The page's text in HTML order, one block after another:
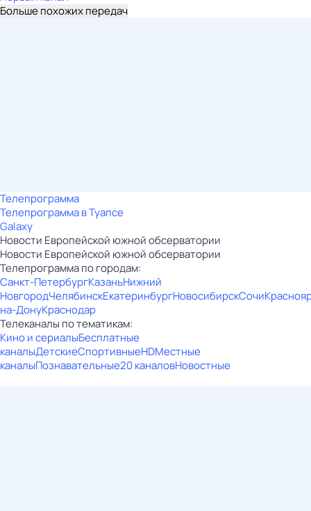
Больше похожих передач
Телепрограмма
Телепрограмма в Туапсе
Galaxy
Новости Европейской южной обсерватории
Новости Европейской южной обсерватории
Телепрограмма по городам:
Санкт-ПетербургКазаньНижний
НовгородЧелябинскЕкатеринбургНовосибирскСочи
на-ДонуКраснодар
Телеканалы по тематикам:
Кино и сериалыБесплатные
каналыДетскиеСпортивныеHDМестные
каналыПознавательные20 каналовНовостные